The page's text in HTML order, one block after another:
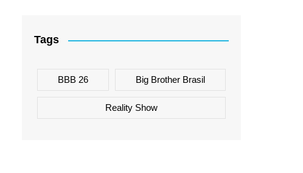
Tags
BBB 26 Big Brother Brasil
Reality Show